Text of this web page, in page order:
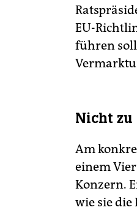
EU-
führen
Nicht
Am
einem
Konzern.
wie sie